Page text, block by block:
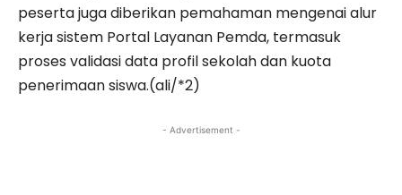
peserta juga diberikan pemahaman mengenai alur
kerja sistem Portal Layanan Pemda, termasuk
proses validasi data profil sekolah dan kuota
penerimaan siswa.(ali/*2)
- Advertisement -